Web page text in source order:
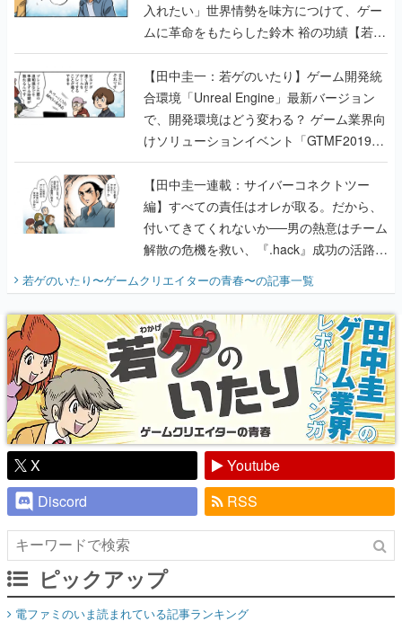
入れたい」世界情勢を味方につけて、ゲー
ムに革命をもたらした鈴木 裕の功績【若ゲ
のいたり】
【田中圭一：若ゲのいたり】ゲーム開発統
合環境「Unreal Engine」最新バージョン
で、開発環境はどう変わる？ ゲーム業界向
けソリューションイベント「GTMF2019」
に行って、より理解を深めよう【PR】
【田中圭一連載：サイバーコネクトツー
編】すべての責任はオレが取る。だから、
付いてきてくれないか──男の熱意はチーム
解散の危機を救い、『.hack』成功の活路を
開く。業界の快男児・松山 洋に流れる血は
『少年ジャンプ』色だった【若ゲのいた
り】
若ゲのいたり〜ゲームクリエイターの青春〜の記事一覧
X
Youtube
Discord
RSS
ピックアップ
電ファミのいま読まれている記事ランキング